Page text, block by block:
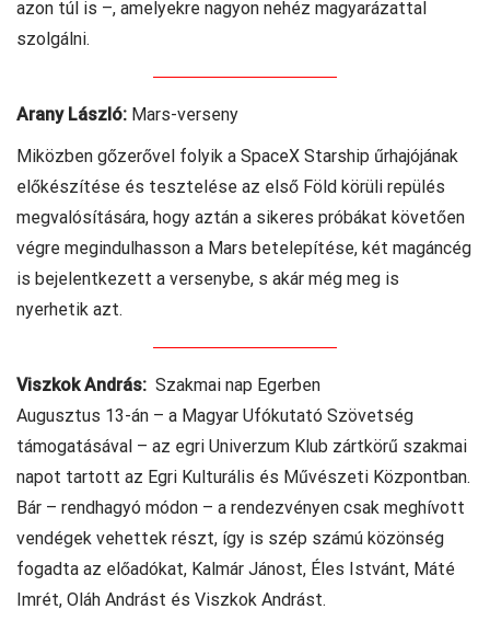
azon túl is –, amelyekre nagyon nehéz magyarázattal
szolgálni.
Arany László: Mars-verseny
Miközben gőzerővel folyik a SpaceX Starship űrhajójának
előkészítése és tesztelése az első Föld körüli repülés
megvalósítására, hogy aztán a sikeres próbákat követően
végre megindulhasson a Mars betelepítése, két magáncég
is bejelentkezett a versenybe, s akár még meg is
nyerhetik azt.
Viszkok András: Szakmai nap Egerben
Augusztus 13-án – a Magyar Ufókutató Szövetség
támogatásával – az egri Univerzum Klub zártkörű szakmai
napot tartott az Egri Kulturális és Művészeti Központban.
Bár – rendhagyó módon – a rendezvényen csak meghívott
vendégek vehettek részt, így is szép számú közönség
fogadta az előadókat, Kalmár Jánost, Éles Istvánt, Máté
Imrét, Oláh Andrást és Viszkok Andrást.